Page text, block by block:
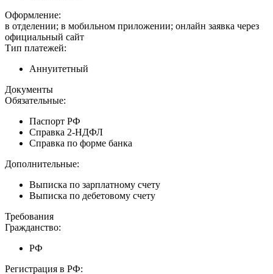
Оформление:
в отделении; в мобильном приложении; онлайн заявка через
официальный сайт
Тип платежей:
Аннуитетный
Документы
Обязательные:
Паспорт РФ
Справка 2-НДФЛ
Справка по форме банка
Дополнительные:
Выписка по зарплатному счету
Выписка по дебетовому счету
Требования
Гражданство:
РФ
Регистрация в РФ: